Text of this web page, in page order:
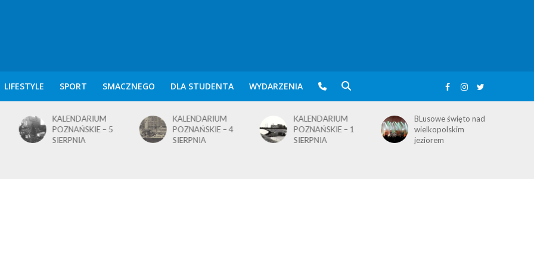
LIFESTYLE SPORT SMACZNEGO DLA STUDENTA WYDARZENIA
KALENDARIUM
POZNAŃSKIE – 4
SIERPNIA
KALENDARIUM
POZNAŃSKIE – 1
SIERPNIA
BLusowe święto nad
wielkopolskim
jeziorem
KALENDARIUM
POZNAŃSKIE – 3
SIERPNIA